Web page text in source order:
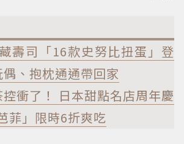
壽司「16款史努比扭蛋」登
、抱枕通通帶回家
衝了！ 日本甜點名店周年慶
菲」限時6折爽吃